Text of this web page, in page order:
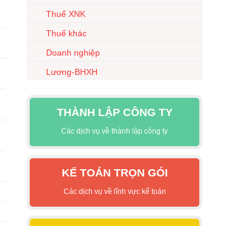
Thuế XNK
Thuế khác
Doanh nghiệp
Lương-BHXH
THÀNH LẬP CÔNG TY
Các dịch vụ về thành lập công ty
KẾ TOÁN TRỌN GÓI
Các dịch vụ về lĩnh vực kế toán